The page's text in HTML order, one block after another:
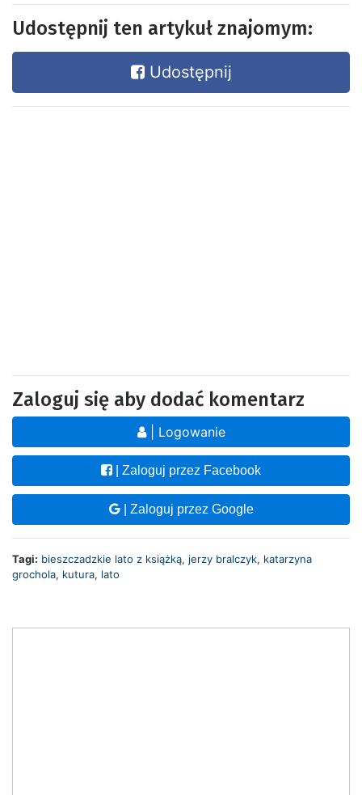
Udostępnij ten artykuł znajomym:
Udostępnij
Zaloguj się aby dodać komentarz
| Logowanie
| Zaloguj przez Facebook
| Zaloguj przez Google
Tagi: bieszczadzkie lato z książką, jerzy bralczyk, katarzyna
grochola, kutura, lato